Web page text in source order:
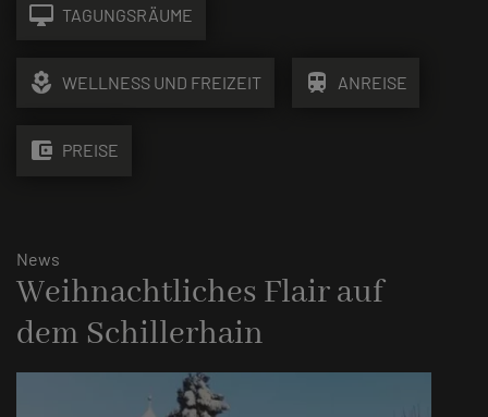
desktop_mac TAGUNGSRÄUME
local_florist WELLNESS UND FREIZEIT train ANREISE
account_balance_wallet PREISE
News
Weihnachtliches Flair auf
dem Schillerhain